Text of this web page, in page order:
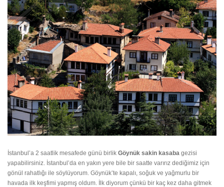
İstanbul’a 2 saatlik mesafede günü birlik Göynük sakin kasaba gezisi
yapabilirsiniz. İstanbul’da en yakın yere bile bir saatte varırız dediğimiz için
gönül rahatlığı ile söylüyorum. Göynük’te kapalı, soğuk ve yağmurlu bir
havada ilk keşfimi yapmış oldum. İlk diyorum çünkü bir kaç kez daha gitmek